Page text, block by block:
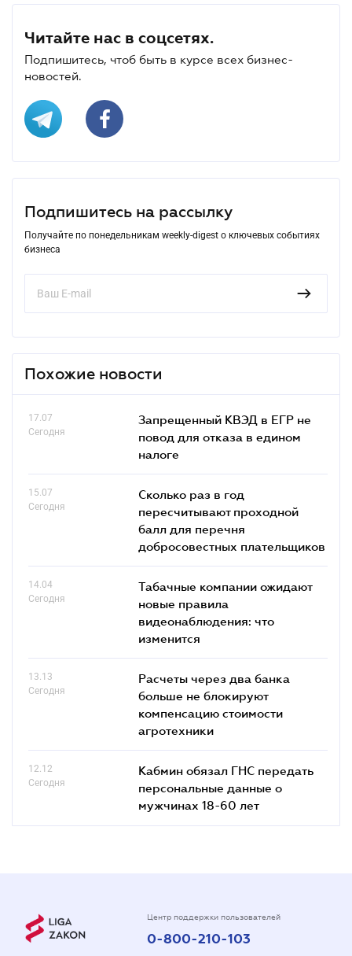
Читайте нас в соцсетях.
Подпишитесь, чтоб быть в курсе всех бизнес-
новостей.
Подпишитесь на рассылку
Получайте по понедельникам weekly-digest о ключевых событиях
бизнеса
Похожие новости
17.07
Сегодня
Запрещенный КВЭД в ЕГР не
повод для отказа в едином
налоге
15.07
Сегодня
Сколько раз в год
пересчитывают проходной
балл для перечня
добросовестных плательщиков
14.04
Сегодня
Табачные компании ожидают
новые правила
видеонаблюдения: что
изменится
13.13
Сегодня
Расчеты через два банка
больше не блокируют
компенсацию стоимости
агротехники
12.12
Сегодня
Кабмин обязал ГНС передать
персональные данные о
мужчинах 18-60 лет
Центр поддержки пользователей
0-800-210-103